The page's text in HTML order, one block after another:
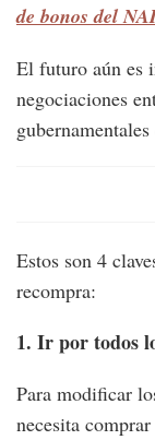
de bonos del
El futuro aún es
negociaciones
Estos son 4
recompra:
1. Ir por todos
Para modificar
necesita